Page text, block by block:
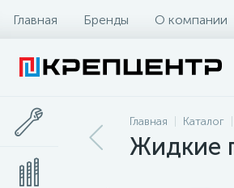
Главная Бренды О компании
Главная Каталог
Жидкие